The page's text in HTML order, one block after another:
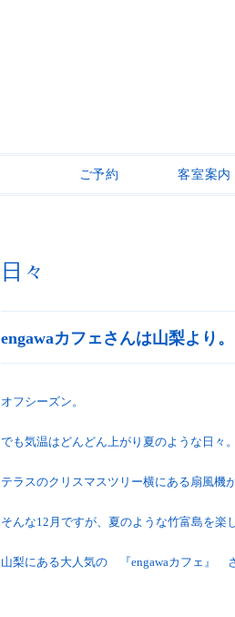
ご予約 客室案内
日々
engawaカフェさんは山梨より。
オフシーズン。
でも気温はどんどん上がり夏のような日々。
テラスのクリスマスツリー横にある扇風機
そんな12月ですが、夏のような竹富島を楽
山梨にある大人気の 『engawaカフェ』